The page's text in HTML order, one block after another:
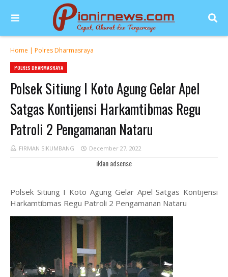
Home | Polres Dharmasraya
POLRES DHARMASRAYA
Polsek Sitiung I Koto Agung Gelar Apel
Satgas Kontijensi Harkamtibmas Regu
Patroli 2 Pengamanan Nataru
FIRMAN SIKUMBANG December 27, 2022
iklan adsense
Polsek Sitiung I Koto Agung Gelar Apel Satgas Kontijensi
Harkamtibmas Regu Patroli 2 Pengamanan Nataru